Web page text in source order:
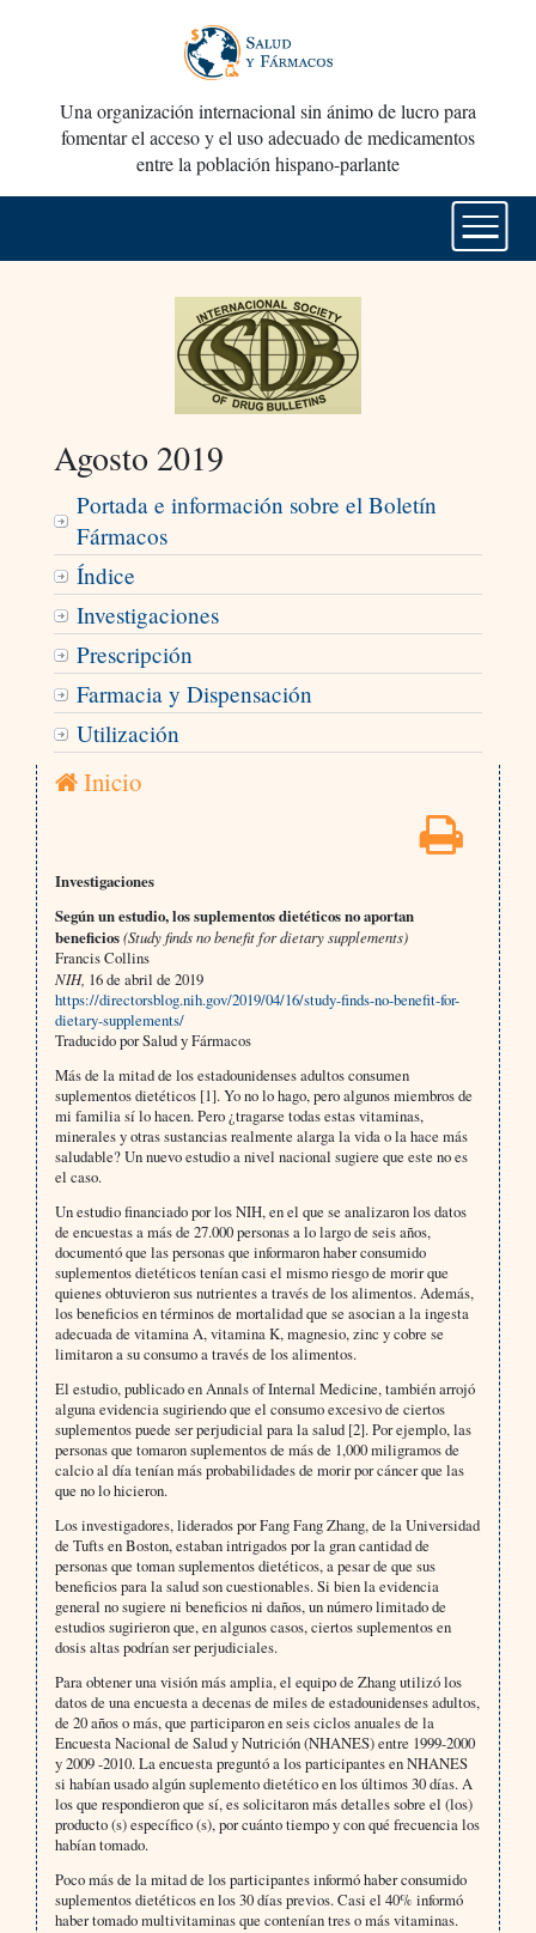
Una organización internacional sin ánimo de lucro para
fomentar el acceso y el uso adecuado de medicamentos
entre la población hispano-parlante
Agosto 2019
Portada e información sobre el Boletín
Fármacos
Índice
Investigaciones
Prescripción
Farmacia y Dispensación
Utilización
Inicio
Investigaciones
Según un estudio, los suplementos dietéticos no aportan
beneficios(Study finds no benefit for dietary supplements)
Francis Collins
NIH, 16 de abril de 2019
https://directorsblog.nih.gov/2019/04/16/study-finds-no-benefit-for-
dietary-supplements/
Traducido por Salud y Fármacos
Más de la mitad de los estadounidenses adultos consumen
suplementos dietéticos [1]. Yo no lo hago, pero algunos miembros de
mi familia sí lo hacen. Pero ¿tragarse todas estas vitaminas,
minerales y otras sustancias realmente alarga la vida o la hace más
saludable? Un nuevo estudio a nivel nacional sugiere que este no es
el caso.
Un estudio financiado por los NIH, en el que se analizaron los datos
de encuestas a más de 27.000 personas a lo largo de seis años,
documentó que las personas que informaron haber consumido
suplementos dietéticos tenían casi el mismo riesgo de morir que
quienes obtuvieron sus nutrientes a través de los alimentos. Además,
los beneficios en términos de mortalidad que se asocian a la ingesta
adecuada de vitamina A, vitamina K, magnesio, zinc y cobre se
limitaron a su consumo a través de los alimentos.
El estudio, publicado en Annals of Internal Medicine, también arrojó
alguna evidencia sugiriendo que el consumo excesivo de ciertos
suplementos puede ser perjudicial para la salud [2]. Por ejemplo, las
personas que tomaron suplementos de más de 1,000 miligramos de
calcio al día tenían más probabilidades de morir por cáncer que las
que no lo hicieron.
Los investigadores, liderados por Fang Fang Zhang, de la Universidad
de Tufts en Boston, estaban intrigados por la gran cantidad de
personas que toman suplementos dietéticos, a pesar de que sus
beneficios para la salud son cuestionables. Si bien la evidencia
general no sugiere ni beneficios ni daños, un número limitado de
estudios sugirieron que, en algunos casos, ciertos suplementos en
dosis altas podrían ser perjudiciales.
Para obtener una visión más amplia, el equipo de Zhang utilizó los
datos de una encuesta a decenas de miles de estadounidenses adultos,
de 20 años o más, que participaron en seis ciclos anuales de la
Encuesta Nacional de Salud y Nutrición (NHANES) entre 1999-2000
y 2009 -2010. La encuesta preguntó a los participantes en NHANES
si habían usado algún suplemento dietético en los últimos 30 días. A
los que respondieron que sí, es solicitaron más detalles sobre el (los)
producto (s) específico (s), por cuánto tiempo y con qué frecuencia los
habían tomado.
Poco más de la mitad de los participantes informó haber consumido
suplementos dietéticos en los 30 días previos. Casi el 40% informó
haber tomado multivitaminas que contenían tres o más vitaminas.